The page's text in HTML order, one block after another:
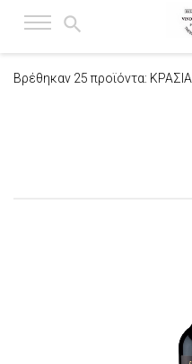
Βρέθηκαν 25 προϊόντα: ΚΡΑΣΙΑ